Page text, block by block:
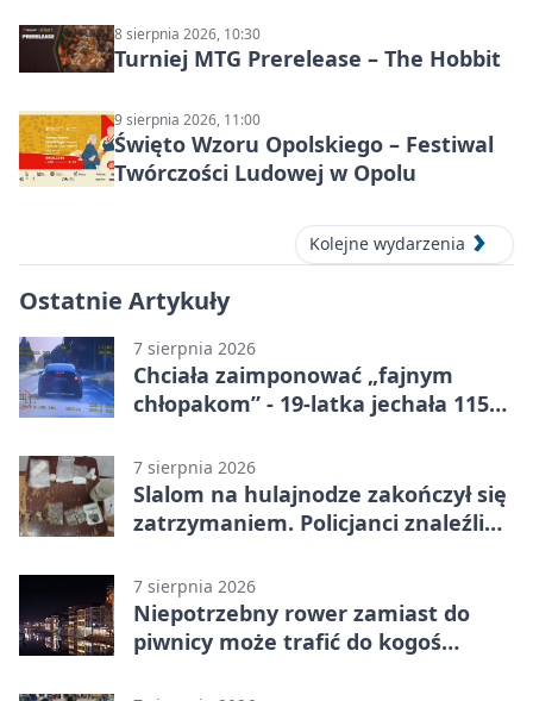
8 sierpnia 2026, 10:30
Turniej MTG Prerelease – The Hobbit
9 sierpnia 2026, 11:00
Święto Wzoru Opolskiego – Festiwal
Twórczości Ludowej w Opolu
Kolejne wydarzenia
Ostatnie Artykuły
7 sierpnia 2026
Chciała zaimponować „fajnym
chłopakom” - 19-latka jechała 115
7 sierpnia 2026
Slalom na hulajnodze zakończył się
zatrzymaniem. Policjanci znaleźli
7 sierpnia 2026
Niepotrzebny rower zamiast do
piwnicy może trafić do kogoś